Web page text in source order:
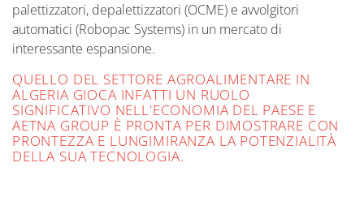
palettizzatori, depalettizzatori (OCME) e avvolgitori
automatici (Robopac Systems) in un mercato di
interessante espansione.
QUELLO DEL SETTORE AGROALIMENTARE IN
ALGERIA GIOCA INFATTI UN RUOLO
SIGNIFICATIVO NELL'ECONOMIA DEL PAESE E
AETNA GROUP È PRONTA PER DIMOSTRARE CON
PRONTEZZA E LUNGIMIRANZA LA POTENZIALITÀ
DELLA SUA TECNOLOGIA.